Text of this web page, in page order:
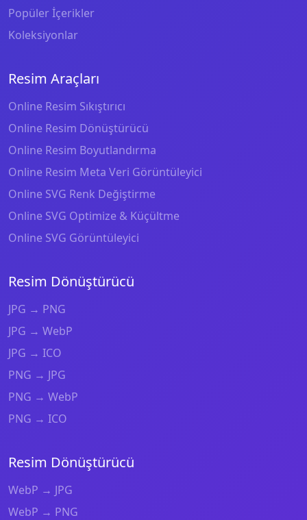
Popüler İçerikler
Koleksiyonlar
Resim Araçları
Online Resim Sıkıştırıcı
Online Resim Dönüştürücü
Online Resim Boyutlandırma
Online Resim Meta Veri Görüntüleyici
Online SVG Renk Değiştirme
Online SVG Optimize & Küçültme
Online SVG Görüntüleyici
Resim Dönüştürücü
JPG → PNG
JPG → WebP
JPG → ICO
PNG → JPG
PNG → WebP
PNG → ICO
Resim Dönüştürücü
WebP → JPG
WebP → PNG